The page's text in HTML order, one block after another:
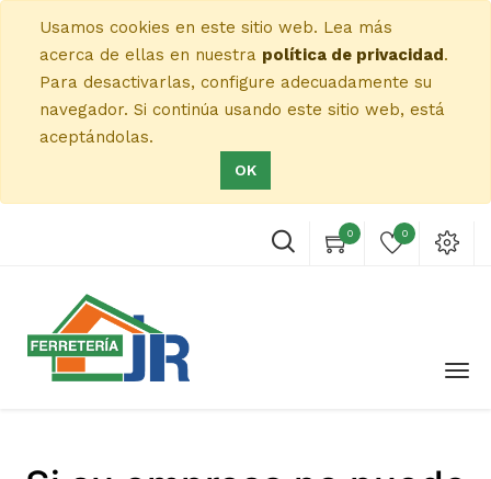
Usamos cookies en este sitio web. Lea más
acerca de ellas en nuestra política de privacidad.
Para desactivarlas, configure adecuadamente su
navegador. Si continúa usando este sitio web, está
aceptándolas.
OK
0 0